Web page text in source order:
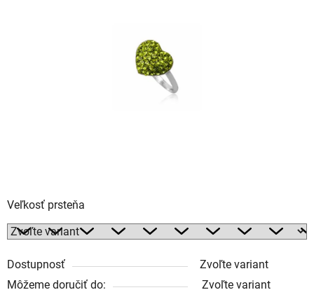
Veľkosť prsteňa
Dostupnosť
Zvoľte variant
Môžeme doručiť do:
Zvoľte variant